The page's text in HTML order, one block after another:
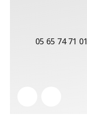
05 65 74 71 01